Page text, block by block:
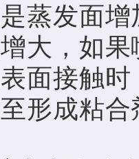
蒸发面
大，如
面接触
形成粘